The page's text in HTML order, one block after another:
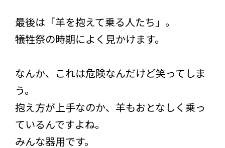
最後は「羊を抱えて乗る人たち」。
犠牲祭の時期によく見かけます。
なんか、これは危険なんだけど笑ってしま
う。
抱え方が上手なのか、羊もおとなしく乗っ
ているんですよね。
みんな器用です。